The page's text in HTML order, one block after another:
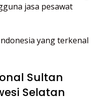
jasa pesawat
yang terkenal
Sultan
Selatan